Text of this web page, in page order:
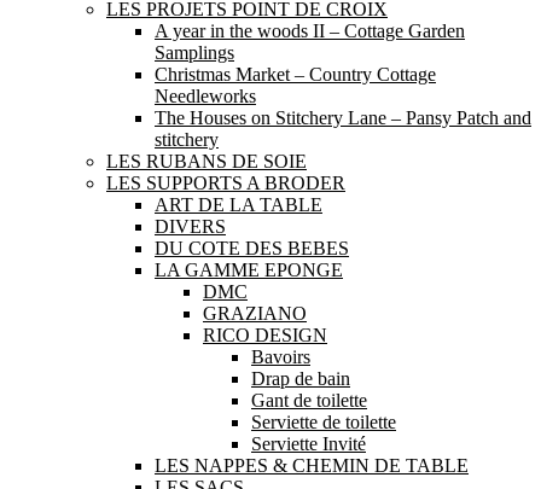
LES PROJETS POINT DE CROIX
A year in the woods II – Cottage Garden
Samplings
Christmas Market – Country Cottage
Needleworks
The Houses on Stitchery Lane – Pansy Patch and
stitchery
LES RUBANS DE SOIE
LES SUPPORTS A BRODER
ART DE LA TABLE
DIVERS
DU COTE DES BEBES
LA GAMME EPONGE
DMC
GRAZIANO
RICO DESIGN
Bavoirs
Drap de bain
Gant de toilette
Serviette de toilette
Serviette Invité
LES NAPPES & CHEMIN DE TABLE